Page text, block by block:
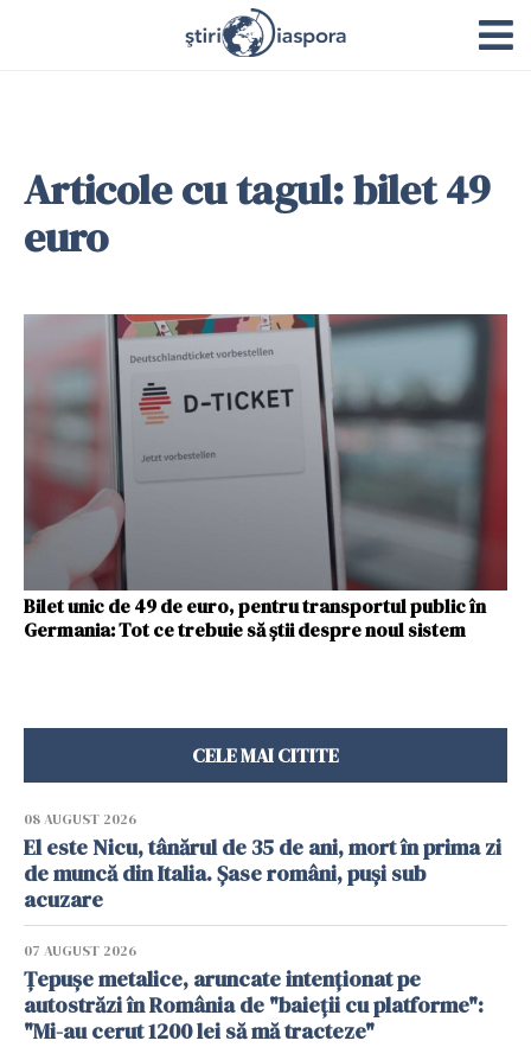
Articole cu tagul: bilet 49
euro
Bilet unic de 49 de euro, pentru transportul public în
Germania: Tot ce trebuie să știi despre noul sistem
CELE MAI CITITE
08 AUGUST 2026
El este Nicu, tânărul de 35 de ani, mort în prima zi
de muncă din Italia. Șase români, puși sub
acuzare
07 AUGUST 2026
Țepușe metalice, aruncate intenționat pe
autostrăzi în România de "baieții cu platforme":
"Mi-au cerut 1200 lei să mă tracteze"